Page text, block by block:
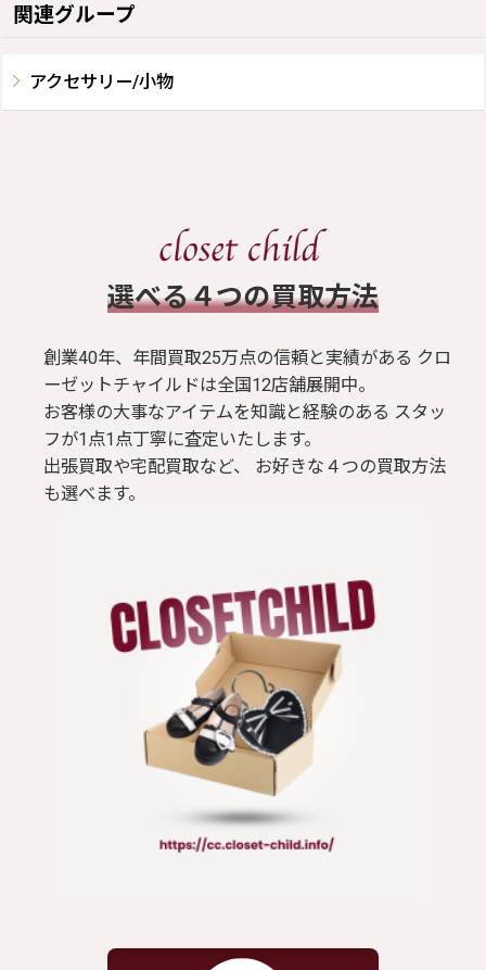
関連グループ
アクセサリー/小物
​選べる４つの買取方法
創業40年、年間買取25万点の信頼と実績がある クロ
ーゼットチャイルドは全国12店舗展開中。
お客様の大事なアイテムを知識と経験のある スタッ
フが1点1点丁寧に査定いたします。
出張買取や宅配買取など、 お好きな４つの買取方法
も選べます。